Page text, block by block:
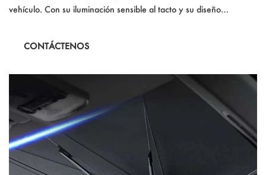
vehículo. Con su iluminación sensible al tacto y su diseño
iluminar su automóvil, disponible en una variedad de colores que
CONTÁCTENOS